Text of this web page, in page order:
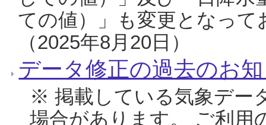
ての値）」も変更となっ
（2025年8月20日）
データ修正の過去のお
※ 掲載している気象デー
場合があります。 ご利用